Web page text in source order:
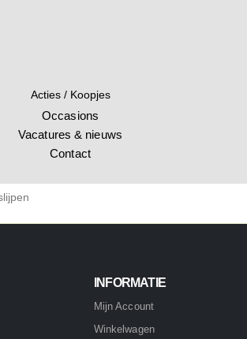
Acties / Koopjes
Occasions
Vacatures & nieuws
Contact
INFORMATIE
Mijn Account
Winkelwagen